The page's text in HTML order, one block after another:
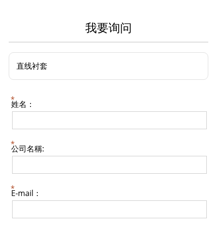
我要询问
直线衬套
姓名：
公司名稱:
E-mail：